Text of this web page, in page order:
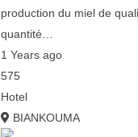
production du miel de
quantité…
1 Years ago
575
Hotel
BIANKOUMA